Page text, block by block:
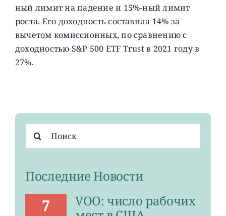
ный лимит на падение и 15%-ный лимит
роста. Его доходность составила 14% за
вычетом комиссионных, по сравнению с
доходностью S&P 500 ETF Trust в 2021 году в
27%.
поиска:
Последние Новости
7
VOO: число рабочих